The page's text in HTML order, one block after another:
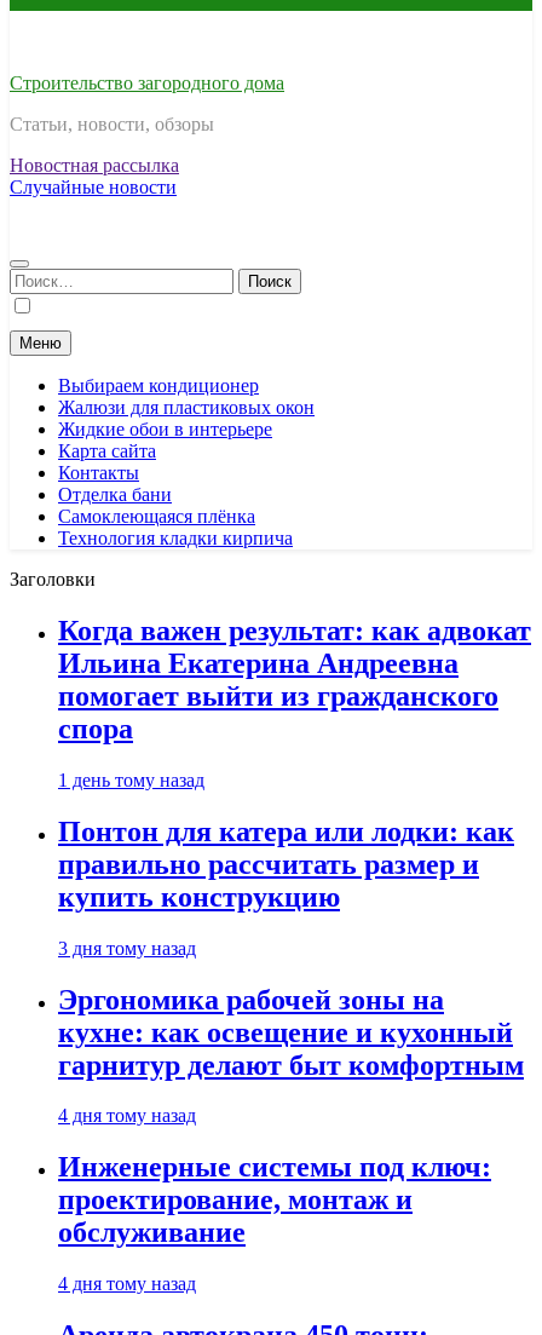
Строительство загородного дома
Статьи, новости, обзоры
Новостная рассылка
Случайные новости
Найти:
Меню
Выбираем кондиционер
Жалюзи для пластиковых окон
Жидкие обои в интерьере
Карта сайта
Контакты
Отделка бани
Самоклеющаяся плёнка
Технология кладки кирпича
Заголовки
Когда важен результат: как адвокат
Ильина Екатерина Андреевна
помогает выйти из гражданского
спора
1 день тому назад
Понтон для катера или лодки: как
правильно рассчитать размер и
купить конструкцию
3 дня тому назад
Эргономика рабочей зоны на
кухне: как освещение и кухонный
гарнитур делают быт комфортным
4 дня тому назад
Инженерные системы под ключ:
проектирование, монтаж и
обслуживание
4 дня тому назад